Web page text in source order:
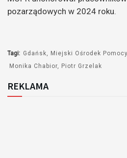
pozarządowych w 2024 roku.
Tagi: Gdańsk
Miejski Ośrodek
Monika Chabior
Piotr Grzelak
REKLAMA